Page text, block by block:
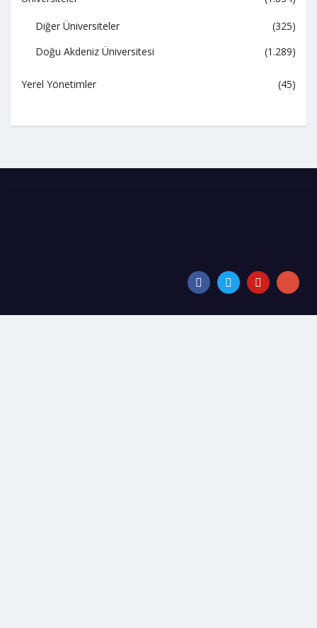
Diğer Üniversiteler
(325)
Doğu Akdeniz Üniversitesi
(1.289)
Yerel Yönetimler (45)